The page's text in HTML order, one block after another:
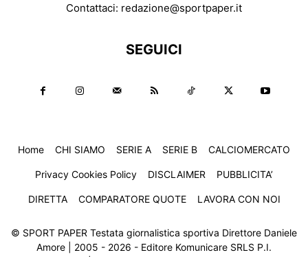
Contattaci: redazione@sportpaper.it
SEGUICI
Home CHI SIAMO SERIE A SERIE B CALCIOMERCATO
Privacy Cookies Policy DISCLAIMER PUBBLICITA’
DIRETTA COMPARATORE QUOTE LAVORA CON NOI
© SPORT PAPER Testata giornalistica sportiva Direttore Daniele
Amore | 2005 - 2026 - Editore Komunicare SRLS P.I.